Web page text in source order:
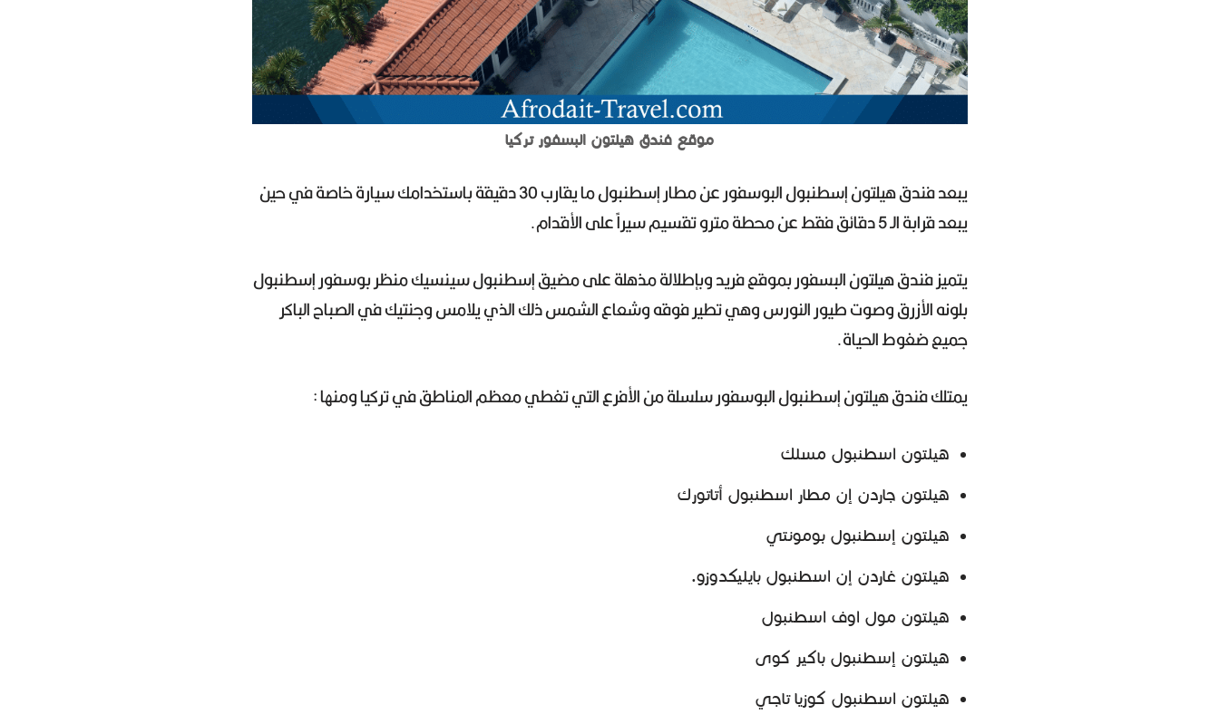
موقع فندق هيلتون البسفور تركيا
يبعد فندق هيلتون إسطنبول البوسفور عن مطار إسطنبول ما يقارب 30 دقيقة باستخدامك سيارة خاصة في حين
يبعد قرابة الـ 5 دقائق فقط عن محطة مترو تقسيم سيراً على الأقدام.
يتميز فندق هيلتون البسفور بموقع فريد وبإطلالة مذهلة على مضيق إسطنبول سينسيك منظر بوسفور إسطنبول
بلونه الأزرق وصوت طيور النورس وهي تطير فوقه وشعاع الشمس ذلك الذي يلامس وجنتيك في الصباح الباكر
جميع ضغوط الحياة.
يمتلك فندق هيلتون إسطنبول البوسفور سلسلة من الأفرع التي تغطي معظم المناطق في تركيا ومنها :
هيلتون اسطنبول مسلك
هيلتون جاردن إن مطار اسطنبول أتاتورك
هيلتون إسطنبول بومونتي
هيلتون غاردن إن اسطنبول بايليكدوزو.
هيلتون مول اوف اسطنبول
هيلتون إسطنبول باكير كوى
هيلتون اسطنبول كوزيا تاجي